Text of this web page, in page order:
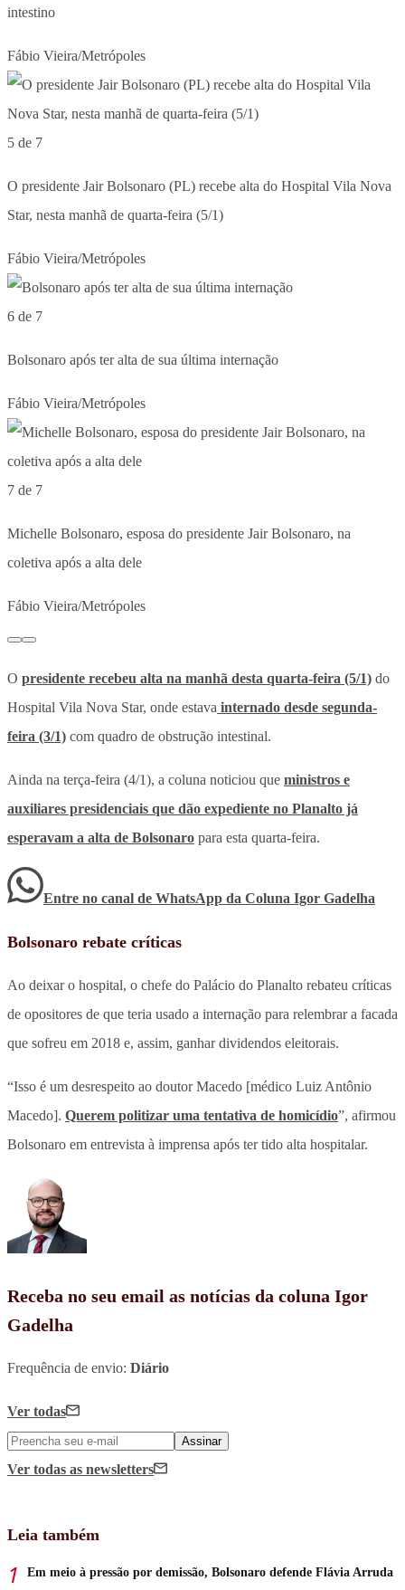
intestino
Fábio Vieira/Metrópoles
5 de 7
O presidente Jair Bolsonaro (PL) recebe alta do Hospital Vila Nova
Star, nesta manhã de quarta-feira (5/1)
Fábio Vieira/Metrópoles
6 de 7
Bolsonaro após ter alta de sua última internação
Fábio Vieira/Metrópoles
7 de 7
Michelle Bolsonaro, esposa do presidente Jair Bolsonaro, na
coletiva após a alta dele
Fábio Vieira/Metrópoles
O presidente recebeu alta na manhã desta quarta-feira (5/1) do
Hospital Vila Nova Star, onde estava internado desde segunda-
feira (3/1) com quadro de obstrução intestinal.
Ainda na terça-feira (4/1), a coluna noticiou que ministros e
auxiliares presidenciais que dão expediente no Planalto já
esperavam a alta de Bolsonaro para esta quarta-feira.
Entre no canal de WhatsApp da Coluna Igor Gadelha
Bolsonaro rebate críticas
Ao deixar o hospital, o chefe do Palácio do Planalto rebateu críticas
de opositores de que teria usado a internação para relembrar a facada
que sofreu em 2018 e, assim, ganhar dividendos eleitorais.
“Isso é um desrespeito ao doutor Macedo [médico Luiz Antônio
Macedo]. Querem politizar uma tentativa de homicídio”, afirmou
Bolsonaro em entrevista à imprensa após ter tido alta hospitalar.
Receba no seu email as notícias da coluna Igor
Gadelha
Frequência de envio: Diário
Ver todas
Assinar
Ver todas as newsletters
Leia também
Em meio à pressão por demissão, Bolsonaro defende Flávia Arruda